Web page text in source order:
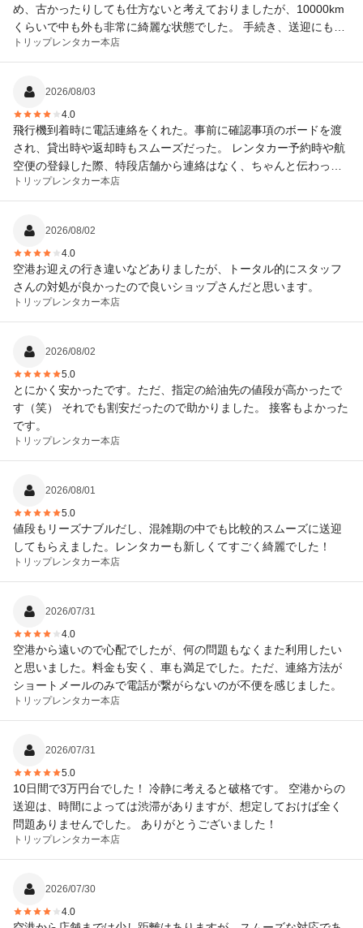
め、古かったりしても仕方ないと考えておりましたが、10000km
くらいで中も外も非常に綺麗な状態でした。 手続き、送迎にも全
く問題なく非常に満足でした。
トリップレンタカー本店
2026/08/03
4.0
飛行機到着時に電話連絡をくれた。事前に確認事項のボードを渡
され、貸出時や返却時もスムーズだった。 レンタカー予約時や航
空便の登録した際、特段店舗から連絡はなく、ちゃんと伝わって
いるかは少し不安だった。
トリップレンタカー本店
2026/08/02
4.0
空港お迎えの行き違いなどありましたが、トータル的にスタッフ
さんの対処が良かったので良いショップさんだと思います。
トリップレンタカー本店
2026/08/02
5.0
とにかく安かったです。ただ、指定の給油先の値段が高かったで
す（笑） それでも割安だったので助かりました。 接客もよかった
です。
トリップレンタカー本店
2026/08/01
5.0
値段もリーズナブルだし、混雑期の中でも比較的スムーズに送迎
してもらえました。レンタカーも新しくてすごく綺麗でした！
トリップレンタカー本店
2026/07/31
4.0
空港から遠いので心配でしたが、何の問題もなくまた利用したい
と思いました。料金も安く、車も満足でした。ただ、連絡方法が
ショートメールのみで電話が繋がらないのが不便を感じました。
トリップレンタカー本店
2026/07/31
5.0
10日間で3万円台でした！ 冷静に考えると破格です。 空港からの
送迎は、時間によっては渋滞がありますが、想定しておけば全く
問題ありませんでした。 ありがとうございました！
トリップレンタカー本店
2026/07/30
4.0